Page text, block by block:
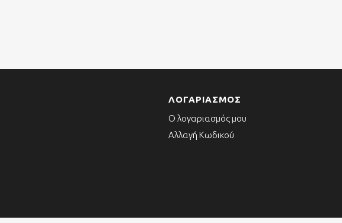
ΛΟΓΑΡΙΑΣΜΌΣ
Ο λογαριασμός μου
Αλλαγή Κωδικού